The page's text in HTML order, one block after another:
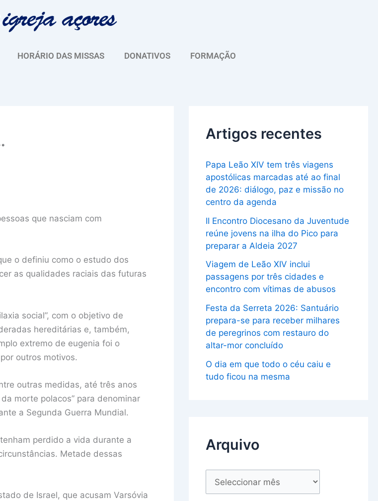
HORÁRIO DAS MISSAS DONATIVOS FORMAÇÃO
que nasciam com
o definiu como o estudo dos
as qualidades raciais das futuras
social”, com o objetivo de
hereditárias e, também,
extremo de eugenia foi o
outros motivos.
outras medidas, até três anos
morte polacos” para denominar
a Segunda Guerra Mundial.
perdido a vida durante a
Metade dessas
de Israel, que acusam Varsóvia
Artigos recentes
Papa Leão XIV tem três viagens
apostólicas marcadas até ao final
de 2026: diálogo, paz e missão no
centro da agenda
II Encontro Diocesano da Juventude
reúne jovens na ilha do Pico para
preparar a Aldeia 2027
Viagem de Leão XIV inclui
passagens por três cidades e
encontro com vítimas de abusos
Festa da Serreta 2026: Santuário
prepara-se para receber milhares
de peregrinos com restauro do
altar-mor concluído
O dia em que todo o céu caiu e
tudo ficou na mesma
Arquivo
u